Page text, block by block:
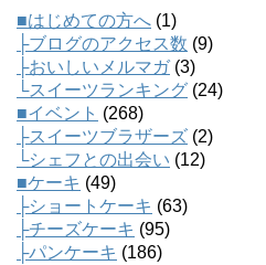
■はじめての方へ (1)
├ブログのアクセス数 (9)
├おいしいメルマガ(3)
└スイーツランキング (24)
■イベント (268)
├スイーツブラザーズ (2)
└シェフとの出会い (12)
■ケーキ (49)
├ショートケーキ (63)
├チーズケーキ (95)
├パンケーキ (186)